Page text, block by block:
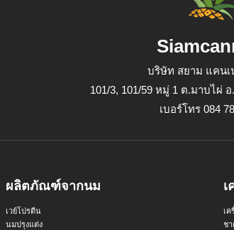
บริษัท สยาม แคนเ
101/3, 101/59 หมู่ 1 ต.มาบไผ่
เบอร์โทร 084
ผลิตภัณฑ์จากนม
เวย์โปรตีน
นมปรุงแต่ง
เ
เ
ชา